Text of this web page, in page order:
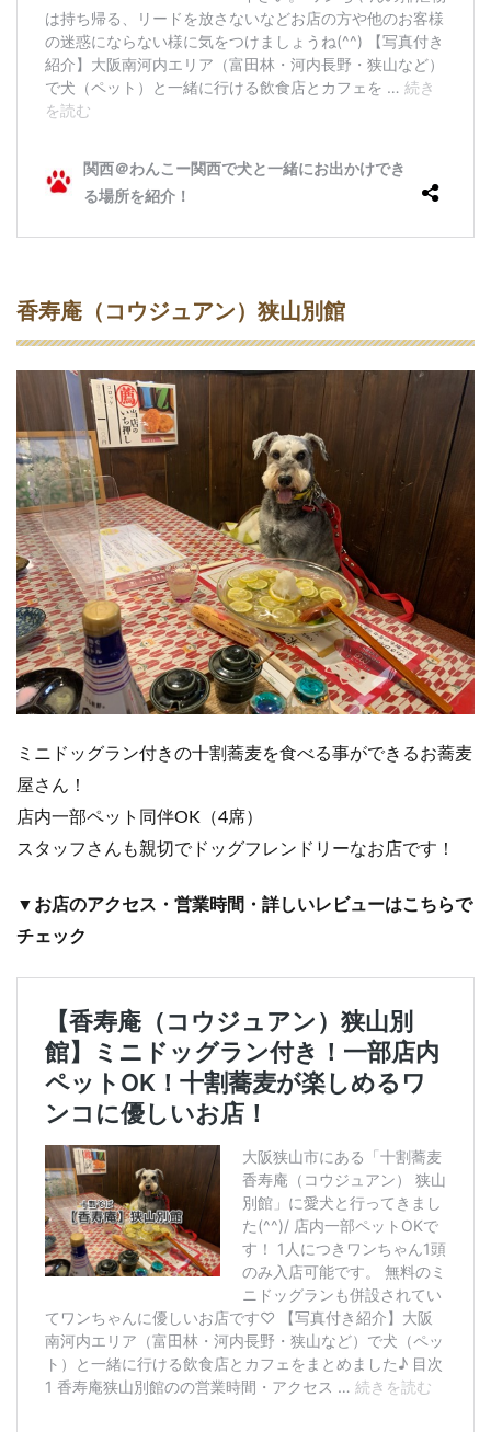
香寿庵（コウジュアン）狭山別館
ミニドッグラン付きの十割蕎麦を食べる事ができるお蕎麦
屋さん！
店内一部ペット同伴OK（4席）
スタッフさんも親切でドッグフレンドリーなお店です！
▼お店のアクセス・営業時間・詳しいレビューはこちらで
チェック